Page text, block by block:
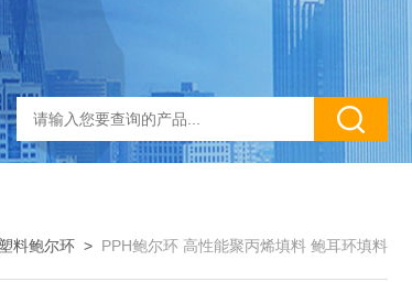
塑料鲍尔环 > PPH鲍尔环 高性能聚丙烯填料 鲍耳环填料